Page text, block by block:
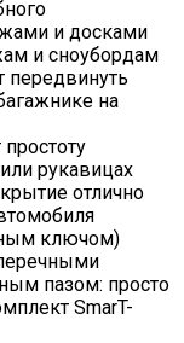
и досками
и сноубордам
передвинуть
на
рукавицах
отлично
ключом)
пазом: просто
SmarT-